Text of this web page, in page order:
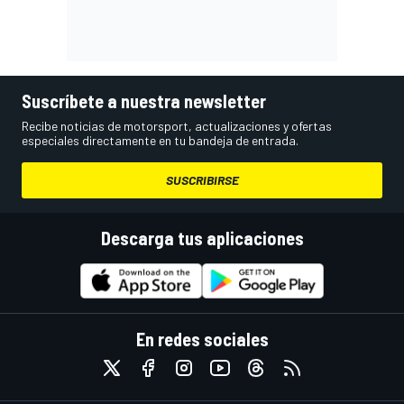
Suscríbete a nuestra newsletter
Recibe noticias de motorsport, actualizaciones y ofertas
especiales directamente en tu bandeja de entrada.
SUSCRIBIRSE
Descarga tus aplicaciones
En redes sociales